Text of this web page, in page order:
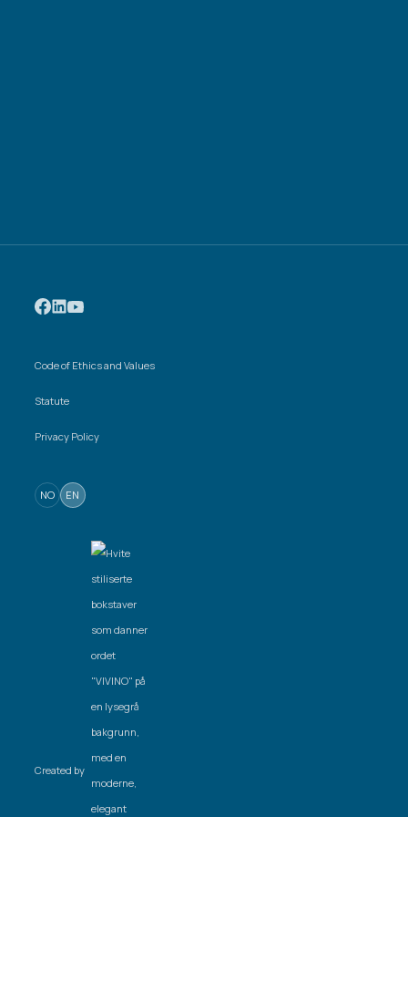
Code of Ethics and Values
Statute
Privacy Policy
NO EN
Created by